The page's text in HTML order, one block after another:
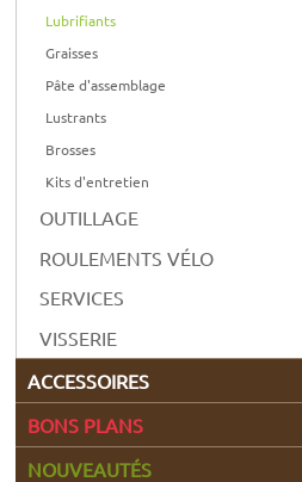
Lubrifiants
Graisses
Pâte d'assemblage
Lustrants
Brosses
Kits d'entretien
OUTILLAGE
ROULEMENTS VÉLO
SERVICES
VISSERIE
ACCESSOIRES
BONS PLANS
NOUVEAUTÉS